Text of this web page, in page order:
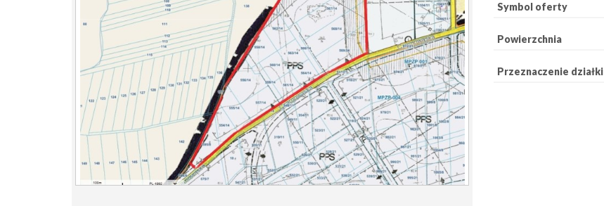
Symbol oferty
Powierzchnia
Przeznaczenie działki